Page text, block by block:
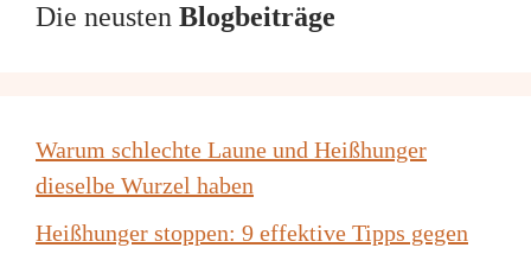
Die neusten Blogbeiträge
Warum schlechte Laune und Heißhunger
dieselbe Wurzel haben
Heißhunger stoppen: 9 effektive Tipps gegen